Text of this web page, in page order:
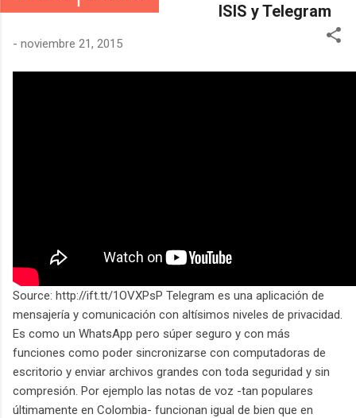
ISIS y Telegram
- noviembre 21, 2015
Source: http://ift.tt/1OVXPsP Telegram es una aplicación de
mensajería y comunicación con altísimos niveles de privacidad.
Es como un WhatsApp pero súper seguro y con más
funciones como poder sincronizarse con computadoras de
escritorio y enviar archivos grandes con toda seguridad y sin
compresión. Por ejemplo las notas de voz -tan populares
últimamente en Colombia- funcionan igual de bien que en